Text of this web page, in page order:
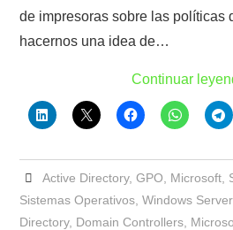
de impresoras sobre las políticas
hacernos una idea de…
Continuar
Active Directory, GPO Microsoft,
Sistemas Operativos ,Windows
Directory, Domain Controllers